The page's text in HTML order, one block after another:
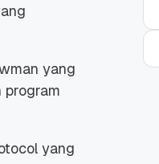
yang
program
yang